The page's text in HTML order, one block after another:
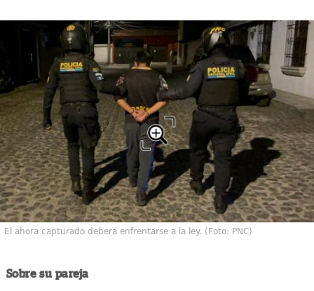
El ahora capturado deberá enfrentarse a la ley. (Foto: PNC)
Sobre su pareja